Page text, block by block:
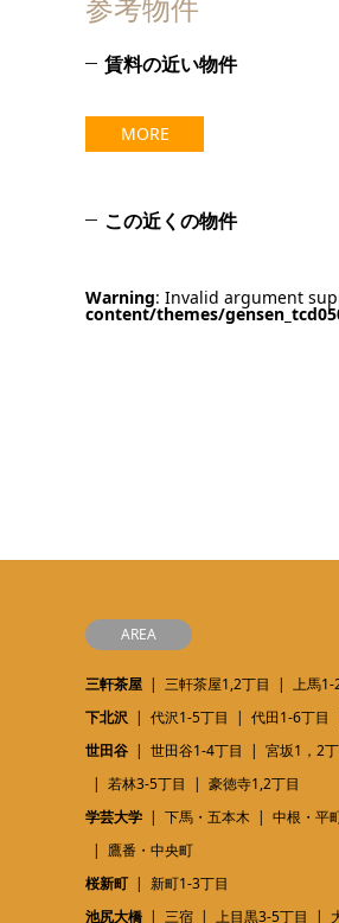
参考物件
賃料の近い物件
MORE
この近くの物件
Warning: Invalid argument
content/themes/
AREA
三軒茶屋 三軒茶屋1,2丁目 上馬1-
下北沢
代沢1-5丁目 代田1-6丁目
世田谷
世田谷1-4丁目 宮坂1，2
若林3-5丁目
豪徳寺1,2丁目
学芸大学
下馬・五本木 中根・平
鷹番・中央町
桜新町
新町1-3丁目
池尻大橋
三宿 上目黒3-5丁目